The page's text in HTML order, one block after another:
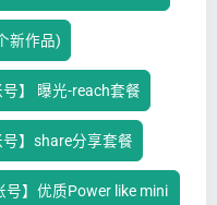
新作品)
】 曝光-reach套餐
】share分享套餐
】优质Power like mini